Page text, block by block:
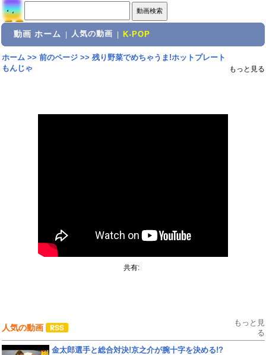
動画 ホーム 人気の動画 K-POP
ホーム>> 前のページ>> 残り野菜でめちゃうま!ホットプレート
もんじゃ
もっと見る
共有:
人気の動画
もっと見
る
金太郎選手と総合対決!京之介が腕十字を決める!?